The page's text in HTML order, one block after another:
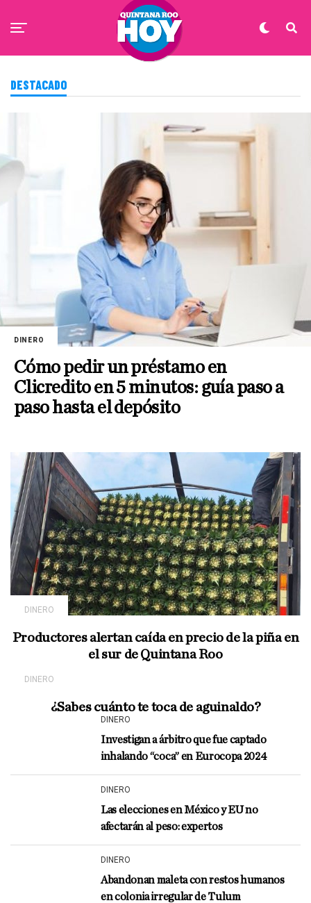
DESTACADO
DINERO
Cómo pedir un préstamo en
Clicredito en 5 minutos: guía paso a
paso hasta el depósito
DINERO
Productores alertan caída en precio de la piña en
el sur de Quintana Roo
DINERO
¿Sabes cuánto te toca de aguinaldo?
DINERO
Investigan a árbitro que fue captado
inhalando “coca” en Eurocopa 2024
DINERO
Las elecciones en México y EU no
afectarán al peso: expertos
DINERO
Abandonan maleta con restos humanos
en colonia irregular de Tulum